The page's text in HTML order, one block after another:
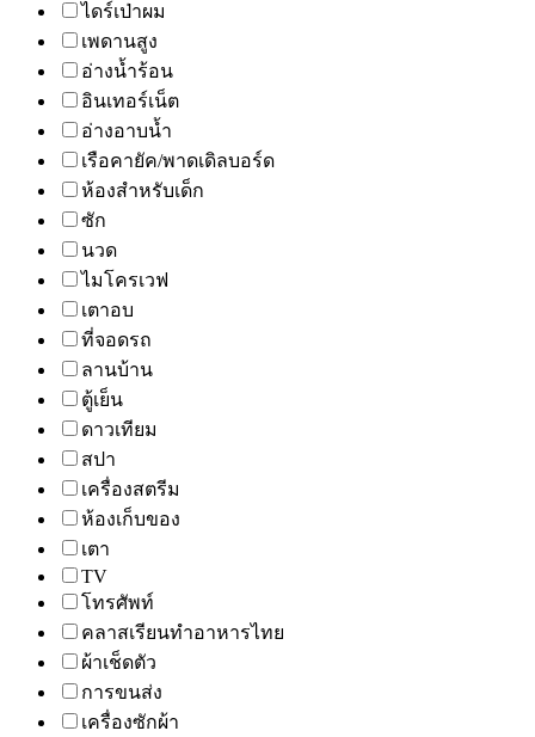
ไดร์เป่าผม
เพดานสูง
อ่างน้ำร้อน
อินเทอร์เน็ต
อ่างอาบน้ำ
เรือคายัค/พาดเดิลบอร์ด
ห้องสำหรับเด็ก
ซัก
นวด
ไมโครเวฟ
เตาอบ
ที่จอดรถ
ลานบ้าน
ตู้เย็น
ดาวเทียม
สปา
เครื่องสตรีม
ห้องเก็บของ
เตา
TV
โทรศัพท์
คลาสเรียนทำอาหารไทย
ผ้าเช็ดตัว
การขนส่ง
เครื่องซักผ้า